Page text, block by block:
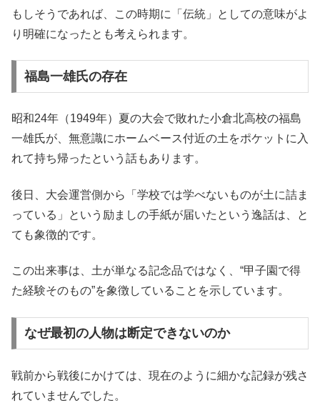
もしそうであれば、この時期に「伝統」としての意味がよ
り明確になったとも考えられます。
福島一雄氏の存在
昭和24年（1949年）夏の大会で敗れた小倉北高校の福島
一雄氏が、無意識にホームベース付近の土をポケットに入
れて持ち帰ったという話もあります。
後日、大会運営側から「学校では学べないものが土に詰ま
っている」という励ましの手紙が届いたという逸話は、と
ても象徴的です。
この出来事は、土が単なる記念品ではなく、“甲子園で得
た経験そのもの”を象徴していることを示しています。
なぜ最初の人物は断定できないのか
戦前から戦後にかけては、現在のように細かな記録が残さ
れていませんでした。